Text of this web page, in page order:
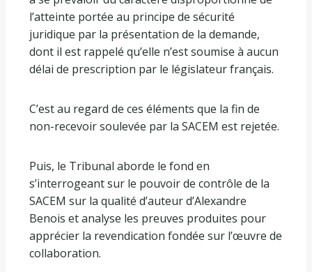
l’atteinte portée au principe de sécurité
juridique par la présentation de la demande,
dont il est rappelé qu’elle n’est soumise à aucun
délai de prescription par le législateur français.
C’est au regard de ces éléments que la fin de
non-recevoir soulevée par la SACEM est rejetée.
Puis, le Tribunal aborde le fond en
s’interrogeant sur le pouvoir de contrôle de la
SACEM sur la qualité d’auteur d’Alexandre
Benois et analyse les preuves produites pour
apprécier la revendication fondée sur l’œuvre de
collaboration.